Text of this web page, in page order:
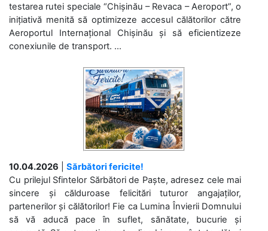
testarea rutei speciale “Chișinău – Revaca – Aeroport”, o
inițiativă menită să optimizeze accesul călătorilor către
Aeroportul Internațional Chișinău și să eficientizeze
conexiunile de transport. ...
10.04.2026
Sărbători fericite!
Cu prilejul Sfintelor Sărbători de Paște, adresez cele mai
sincere și călduroase felicitări tuturor angajaților,
partenerilor și călătorilor! Fie ca Lumina Învierii Domnului
să vă aducă pace în suflet, sănătate, bucurie și